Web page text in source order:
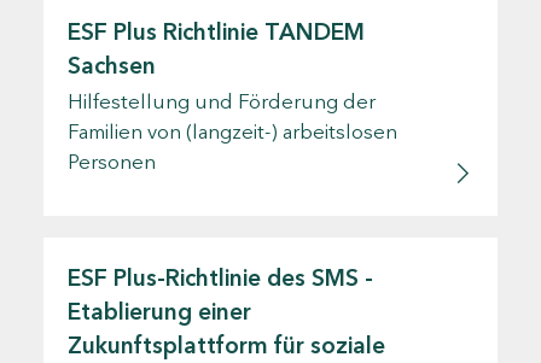
ESF Plus Richtlinie TANDEM
Sachsen
Hilfestellung und Förderung der
Familien von (langzeit-) arbeitslosen
Personen
ESF Plus-Richtlinie des SMS -
Etablierung einer
Zukunftsplattform für soziale